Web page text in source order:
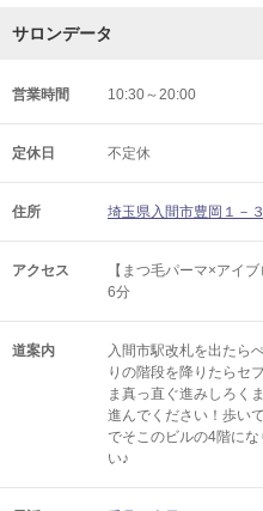
サロンデータ
営業時間 10:30～20:00
定休日 不定休
住所 埼玉県入間市豊岡１－
アクセス
【まつ毛パーマ×アイ
6分
道案内
入間市駅改札を出たら
りの階段を降りたらセ
ま真っ直ぐ進みしろく
進んでください！歩い
でそこのビルの4階に
い♪